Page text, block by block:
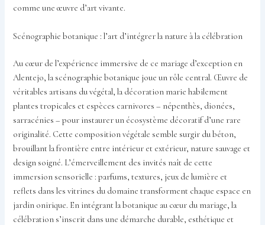
comme une œuvre d’art vivante.
Scénographie botanique : l’art d’intégrer la nature à la célébration
Au cœur de l’expérience immersive de ce mariage d’exception en
Alentejo, la scénographie botanique joue un rôle central. Œuvre de
véritables artisans du végétal, la décoration marie habilement
plantes tropicales et espèces carnivores – népenthès, dionées,
sarracénies – pour instaurer un écosystème décoratif d’une rare
originalité. Cette composition végétale semble surgir du béton,
brouillant la frontière entre intérieur et extérieur, nature sauvage et
design soigné. L’émerveillement des invités naît de cette
immersion sensorielle : parfums, textures, jeux de lumière et
reflets dans les vitrines du domaine transforment chaque espace en
jardin onirique. En intégrant la botanique au cœur du mariage, la
célébration s’inscrit dans une démarche durable, esthétique et